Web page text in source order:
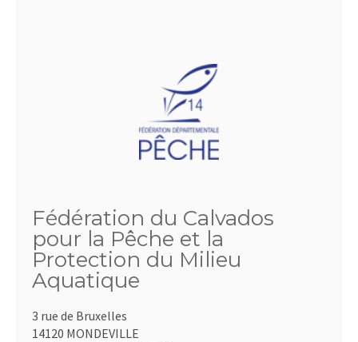
Fédération du Calvados
pour la Pêche et la
Protection du Milieu
Aquatique
3 rue de Bruxelles
14120 MONDEVILLE